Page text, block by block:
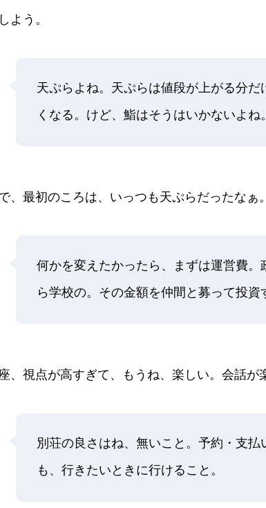
よう。
天ぷらよね。天ぷらは値段が上がる分だ
くなる。けど、鮨はそうはいかないよね
、最初のころは、いっつも天ぷらだったなぁ。
何かを変えたかったら、まずは運営費。
ら学校の。その金額を仲間と募って投資
、視点が高すぎて、もうね、楽しい。会話が
別荘の良さはね、無いこと。予約・支
も、行きたいときに行けること。